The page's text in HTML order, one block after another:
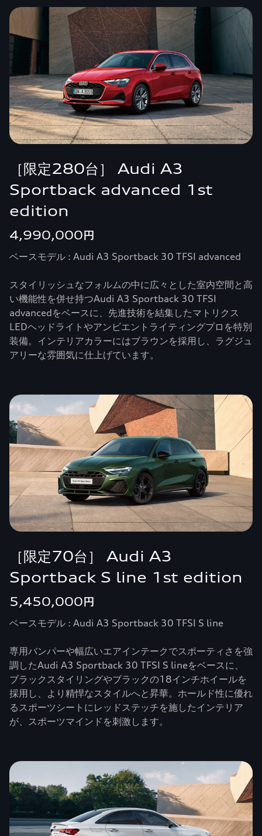
［限定280台］ Audi A3
Sportback advanced 1st
edition
4,990,000円
ベースモデル : Audi A3 Sportback 30 TFSI advanced
スタイリッシュなフォルムの中に広々とした室内空間と高
い機能性を併せ持つAudi A3 Sportback 30 TFSI
advancedをベースに、先進技術を結集したマトリクス
LEDヘッドライトやアンビエントライティングプロを特別
装備。インテリアカラーにはブラウンを採用し、ラグジュ
アリーな雰囲気に仕上げています。
［限定70台］ Audi A3
Sportback S line 1st edition
5,450,000円
ベースモデル : Audi A3 Sportback 30 TFSI S line
専用バンパーや幅広いエアインテークでスポーティさを強
調したAudi A3 Sportback 30 TFSI S lineをベースに、
ブラックスタイリングやブラックの18インチホイールを
採用し、より精悍なスタイルへと昇華。ホールド性に優れ
るスポーツシートにレッドステッチを施したインテリア
が、スポーツマインドを刺激します。